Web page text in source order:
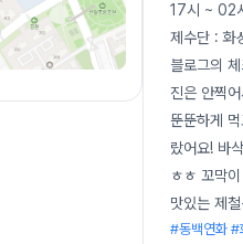
17시 ~ 02
제수단 : 화
블로그의
진은 안찍
뚠뚠하게
랐어요! 바
ㅎㅎ 꼬막
맛있는 제
#동백연화 #